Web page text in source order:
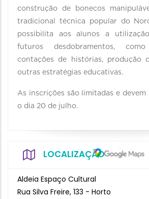
construção de bonecos
tradicional técnica popular do
possibilita aos alunos a
futuros desdobramentos,
contações de histórias, produção
outras estratégias educativas.
As inscrições são limitadas e devem
o dia 20 de julho.
LOCALIZAÇÃO
Aldeia Espaço Cultural
Rua Silva Freire, 133 - Horto